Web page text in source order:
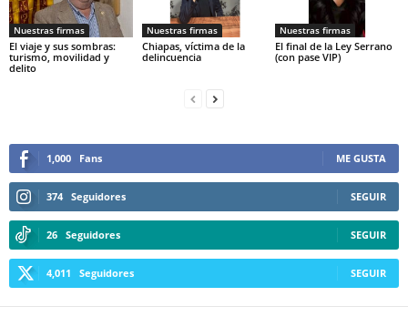
Nuestras firmas
El viaje y sus sombras:
turismo, movilidad y
delito
Nuestras firmas
Chiapas, víctima de la
delincuencia
Nuestras firmas
El final de la Ley Serrano
(con pase VIP)
1,000 Fans ME GUSTA
374 Seguidores SEGUIR
26 Seguidores SEGUIR
4,011 Seguidores SEGUIR